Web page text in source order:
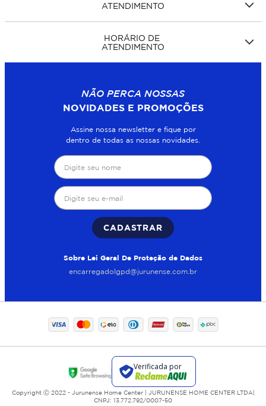
ATENDIMENTO
HORÁRIO DE
ATENDIMENTO
NÃO PERCA NOSSAS
NOVIDADES E PROMOÇÕES
Assine nossa newsletter e fique por
dentro de todas as nossas novidades.
CADASTRAR
Sobre Lei Geral De Proteção de Dados
encarregadolgpd@jurunense.com.br
Copyright Ⓒ 2022 - Jurunense Home Center | JURUNENSE HOME CENTER LTDA|
CNPJ: 13.772.792/0007-50